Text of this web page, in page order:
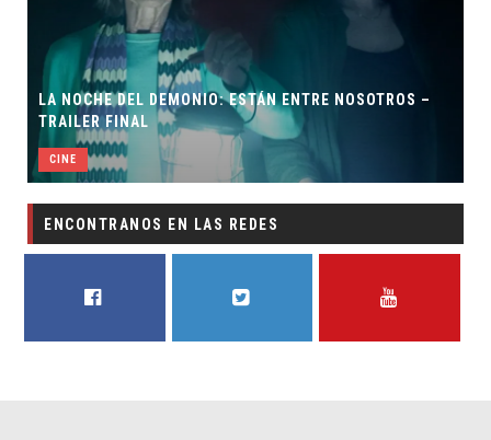
LA NOCHE DEL DEMONIO: ESTÁN ENTRE NOSOTROS –
TRAILER FINAL
CINE
ENCONTRANOS EN LAS REDES